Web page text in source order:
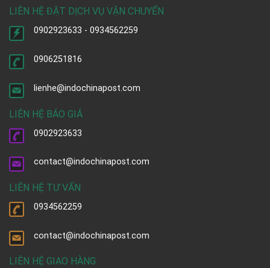
LIÊN HỆ ĐẶT DỊCH VỤ VẬN CHUYỂN
0902923633 - 0934562259
0906251816
lienhe@indochinapost.com
LIÊN HỆ BÁO GIÁ
0902923633
contact@indochinapost.com
LIÊN HỆ TƯ VẤN
0934562259
contact@indochinapost.com
LIÊN HỆ GIAO HÀNG